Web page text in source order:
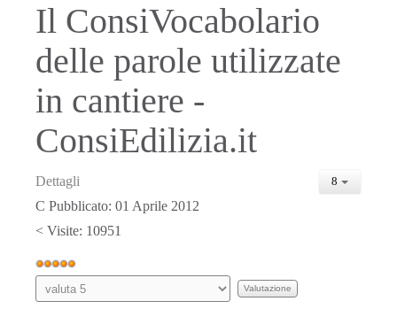
Il ConsiVocabolario
delle parole utilizzate
in cantiere -
ConsiEdilizia.it
Dettagli
Pubblicato: 01 Aprile 2012
Visite: 10951
Valutazione
attuale: 5
Valuta